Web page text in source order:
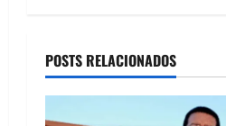
v
i
POSTS RELACIONADOS